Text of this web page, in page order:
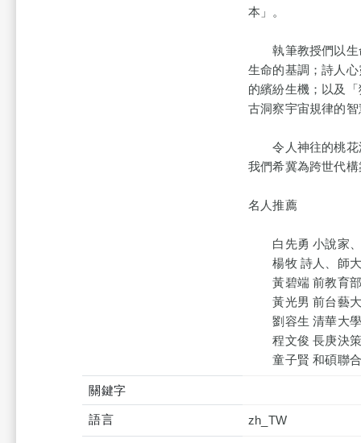
本」。
執筆教授們以生
生命的基調；詩人
的繽紛生機；以及
古洞察宇宙規律的
令人神往的桃花
我們希冀為跨世代
名人推薦
白先勇 小說家、
楊牧 詩人、師大
黃碧端 前教育部
黃光男 前台藝大
劉容生 清華大學
程文俊 長庚決策
童子賢 和碩聯合
關鍵字
語言 zh_TW